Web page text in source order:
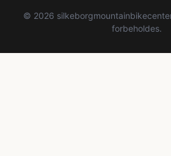
© 2026
forbeholdes.